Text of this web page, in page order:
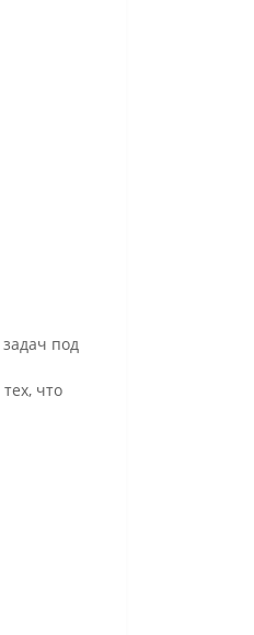
под
что